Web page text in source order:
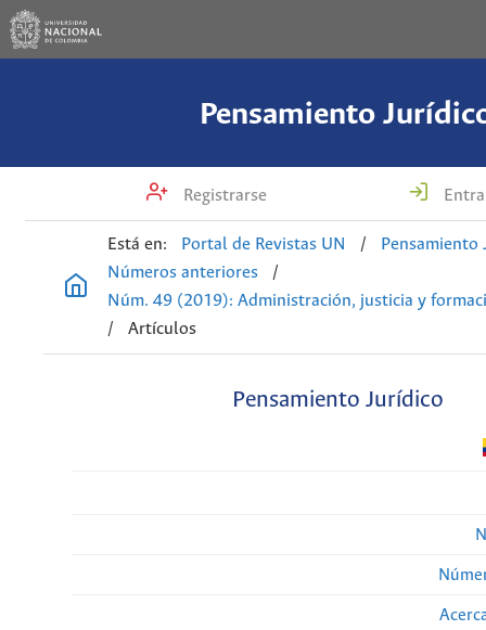
Pensamiento
Registrarse
Está en: Portal de Revistas UN /
Pensamiento
Números anteriores
/
Núm. 49 (2019): Administración, justicia y
/
Artículos
Pensamiento Jurídico